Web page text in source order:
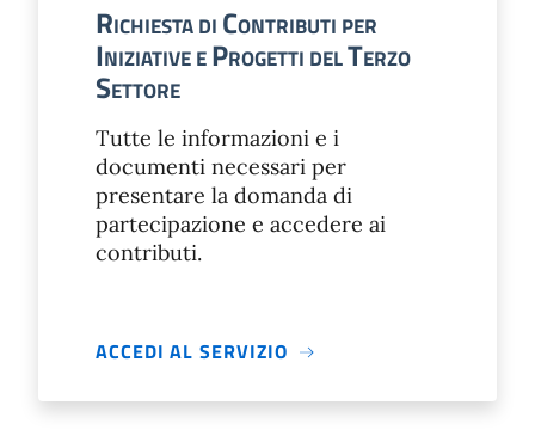
RICHIESTA DI CONTRIBUTI PER
INIZIATIVE EPROGETTI DELTERZO
SETTORE
Tutte le informazioni e i
documenti necessari per
presentare la domanda di
partecipazione e accedere ai
contributi.
ACCEDI AL SERVIZIO